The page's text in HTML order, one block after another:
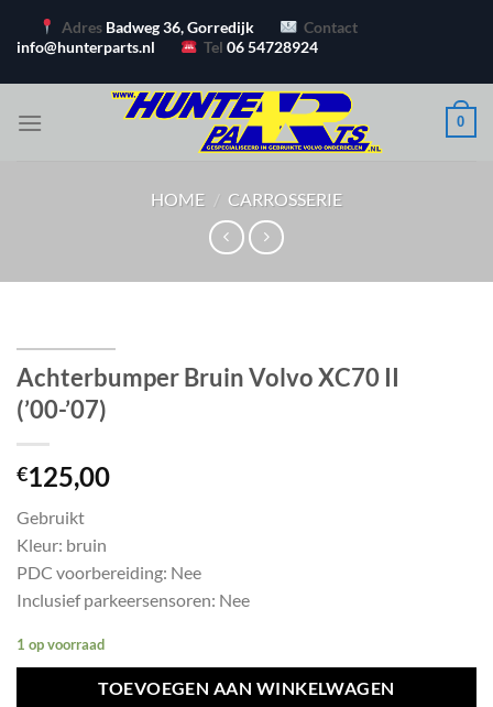
naar
Adres Badweg 36, Gorredijk
Contact
info@hunterparts.nl
Tel06 54728924
0
HOME / CARROSSERIE
Achterbumper Bruin Volvo XC70 II
(’00-’07)
€125,00
Gebruikt
Kleur: bruin
PDC voorbereiding: Nee
Inclusief parkeersensoren: Nee
1 op voorraad
TOEVOEGEN AAN WINKELWAGEN